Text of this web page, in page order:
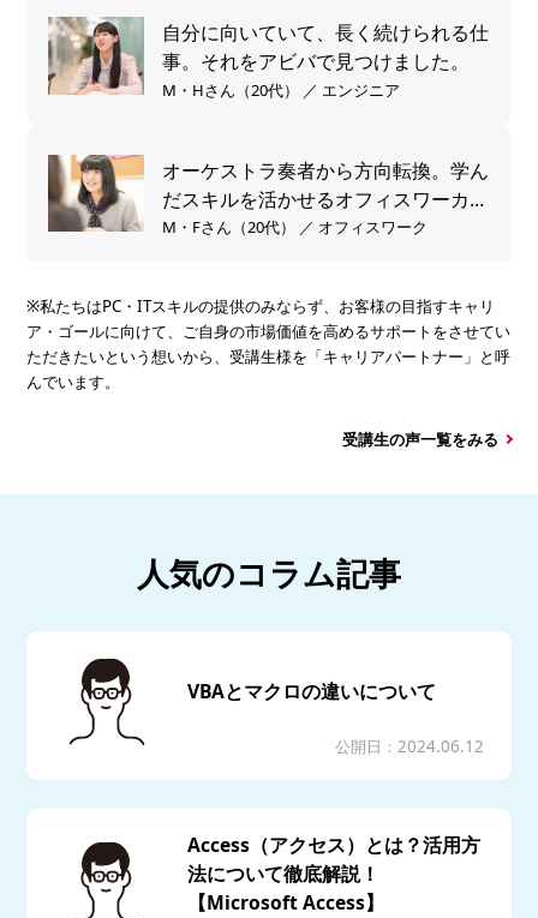
自分に向いていて、長く続けられる仕
事。それをアビバで見つけました。
M・Hさん（20代） ／ エンジニア
オーケストラ奏者から方向転換。学ん
だスキルを活かせるオフィスワーカー
へ。
M・Fさん（20代） ／ オフィスワーク
※私たちはPC・ITスキルの提供のみならず、お客様の目指すキャリ
ア・ゴールに向けて、ご自身の市場価値を高めるサポートをさせてい
ただきたいという想いから、受講生様を「キャリアパートナー」と呼
んでいます。
受講生の声一覧をみる
人気のコラム記事
VBAとマクロの違いについて
公開日：2024.06.12
Access（アクセス）とは？活用方
法について徹底解説！
【Microsoft Access】